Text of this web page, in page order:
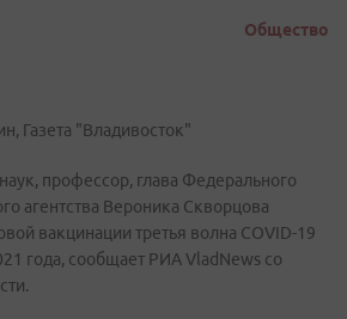
Общество
Газета "Владивосток"
профессор, глава Федерального
агентства Вероника Скворцова
вакцинации третья волна COVID-19
года, сообщает РИА VladNews со